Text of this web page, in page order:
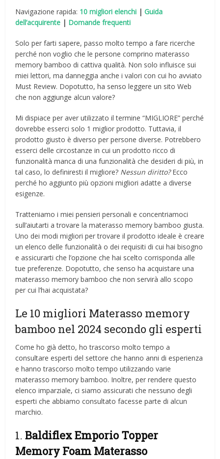
Navigazione rapida: 10 migliori elenchi |Guida
dell’acquirente | Domande frequenti
Solo per farti sapere, passo molto tempo a fare ricerche
perché non voglio che le persone comprino materasso
memory bamboo di cattiva qualità. Non solo influisce sui
miei lettori, ma danneggia anche i valori con cui ho avviato
Must Review. Dopotutto, ha senso leggere un sito Web
che non aggiunge alcun valore?
Mi dispiace per aver utilizzato il termine “MIGLIORE” perché
dovrebbe esserci solo 1 miglior prodotto. Tuttavia, il
prodotto giusto è diverso per persone diverse. Potrebbero
esserci delle circostanze in cui un prodotto ricco di
funzionalità manca di una funzionalità che desideri di più, in
tal caso, lo definiresti il ​​migliore? Nessun diritto?Ecco
perché ho aggiunto più opzioni migliori adatte a diverse
esigenze.
Tratteniamo i miei pensieri personali e concentriamoci
sull’aiutarti a trovare la materasso memory bamboo giusta.
Uno dei modi migliori per trovare il prodotto ideale è creare
un elenco delle funzionalità o dei requisiti di cui hai bisogno
e assicurarti che l’opzione che hai scelto corrisponda alle
tue preferenze. Dopotutto, che senso ha acquistare una
materasso memory bamboo che non servirà allo scopo
per cui l’hai acquistata?
Le 10 migliori Materasso memory
bamboo nel 2024 secondo gli esperti
Come ho già detto, ho trascorso molto tempo a
consultare esperti del settore che hanno anni di esperienza
e hanno trascorso molto tempo utilizzando varie
materasso memory bamboo. Inoltre, per rendere questo
elenco imparziale, ci siamo assicurati che nessuno degli
esperti che abbiamo consultato facesse parte di alcun
marchio.
1.Baldiflex Emporio Topper
Memory Foam Materasso